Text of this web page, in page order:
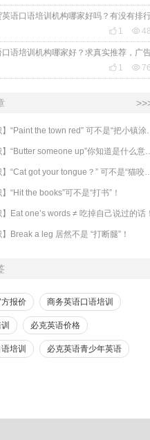
 1 
 1 
】“Hit the books”可不是“打书”！
】Eat one’s words ≠ 吃掉自己说过的话！
】Break a leg 居然不是 “打断腿”！
报价 商务英语口语培训
必克英语价格
培训 必克英语青少年英语